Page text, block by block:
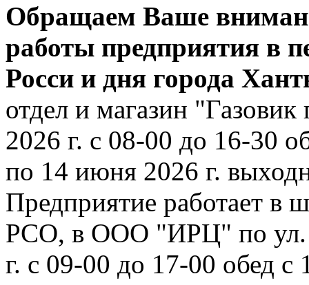
Обращаем Ваше
работы предприятия в
Росси и дня города
отдел и магазин
2026 г. с 08-00 до 16-30
по 14 июня 2026 г.
Предприятие работает в
РСО, в ООО "ИРЦ" по ул.
г. с 09-00 до 17-00 обед